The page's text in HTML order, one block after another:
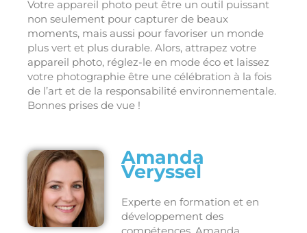
Votre appareil photo peut être un outil puissant
non seulement pour capturer de beaux
moments, mais aussi pour favoriser un monde
plus vert et plus durable. Alors, attrapez votre
appareil photo, réglez-le en mode éco et laissez
votre photographie être une célébration à la fois
de l’art et de la responsabilité environnementale.
Bonnes prises de vue !
Amanda
Veryssel
Experte en formation et en
développement des